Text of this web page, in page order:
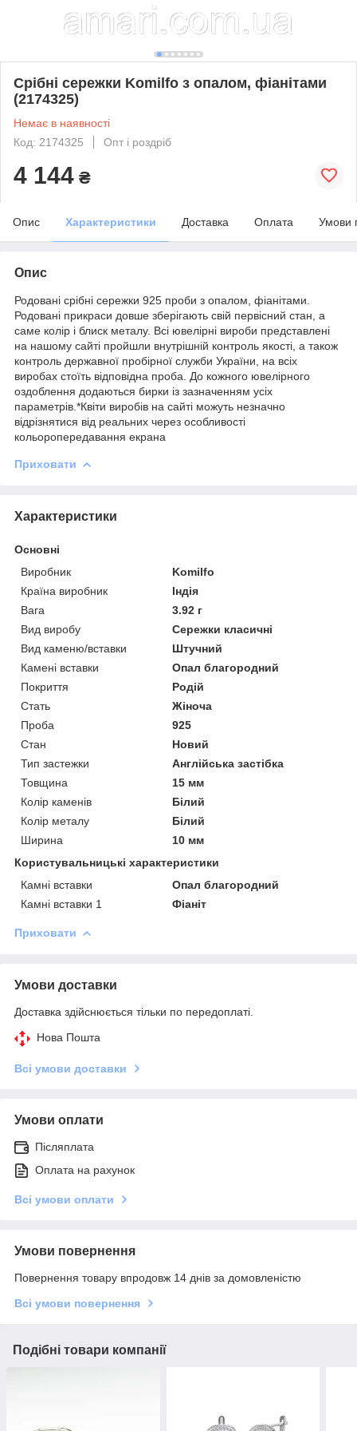
Срібні сережки Komilfo з опалом, фіанітами
(2174325)
Немає в наявності
Код: 2174325
Опт і роздріб
4 144 ₴
Опис Характеристики Доставка Оплата Умови
Опис
Родовані срібні сережки 925 проби з опалом, фіанітами.
Родовані прикраси довше зберігають свій первісний стан, а
саме колір і блиск металу. Всі ювелірні вироби представлені
на нашому сайті пройшли внутрішній контроль якості, а також
контроль державної пробірної служби України, на всіх
виробах стоїть відповідна проба. До кожного ювелірного
оздоблення додаються бирки із зазначенням усіх
параметрів.*Квіти виробів на сайті можуть незначно
відрізнятися від реальних через особливості
кольоропередавання екрана
Приховати
Характеристики
Основні
Виробник
Komilfo
Країна виробник
Індія
Вага
3.92 г
Вид виробу
Сережки класичні
Вид каменю/вставки
Штучний
Камені вставки
Опал благородний
Покриття
Родій
Стать
Жіноча
Проба
925
Стан
Новий
Тип застежки
Англійська застібка
Товщина
15 мм
Колір каменів
Білий
Колір металу
Білий
Ширина
10 мм
Користувальницькі характеристики
Камні вставки
Опал благородний
Камні вставки 1
Фіаніт
Приховати
Умови доставки
Доставка здійснюється тільки по передоплаті.
Нова Пошта
Всі умови доставки
Умови оплати
Післяплата
Оплата на рахунок
Всі умови оплати
Умови повернення
Повернення товару впродовж 14 днів за домовленістю
Всі умови повернення
Подібні товари компанії